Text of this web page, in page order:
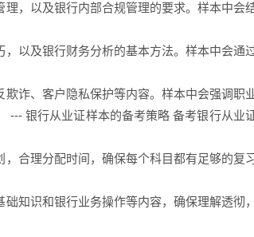
，以及银行内部合规管理的要求。样本中会
以及银行财务分析的基本方法。样本中会通
诈、客户隐私保护等内容。样本中会强调职
--- 银行从业证样本的备考策略 备考银行从业
合理分配时间，确保每个科目都有足够的复
知识和银行业务操作等内容，确保理解透彻，